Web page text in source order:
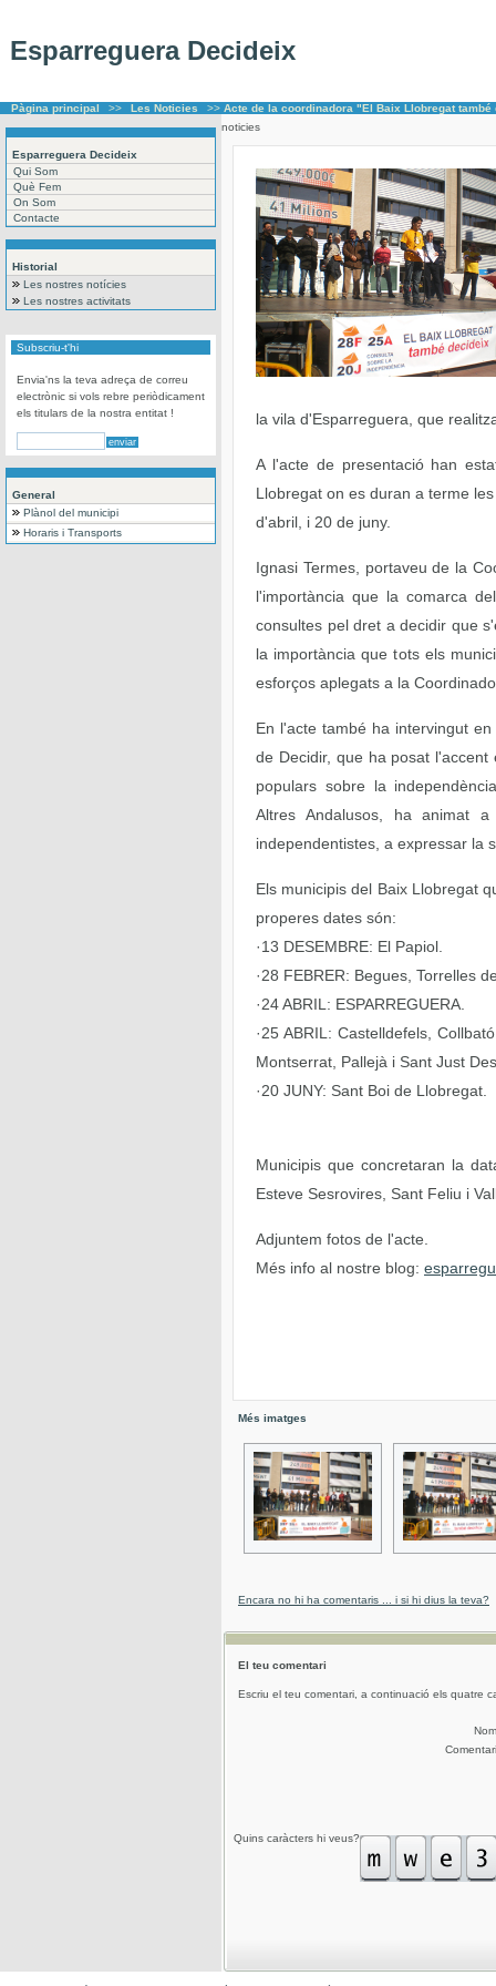
Esparreguera Decideix
Pàgina principal >> Les Noticies >> Acte de la coordinadora "El Baix Llobregat
Esparreguera Decideix
Qui Som
Què Fem
On Som
Contacte
Historial
Les nostres notícies
Les nostres activitats
Subscriu-t'hi
Envia'ns la teva adreça de correu
electrònic si vols rebre periòdicament
els titulars de la nostra entitat !
General
Plànol del municipi
Horaris i Transports
noticies
la vila d'Esparreguera, que
A l'acte de presentació han
Llobregat on es duran a terme
d'abril, i 20 de juny.
Ignasi Termes, portaveu de la
l'importància que la comarca
consultes pel dret a decidir que
la importància que tots els
esforços aplegats a la
En l'acte també ha intervingut
de Decidir, que ha posat
populars sobre la
Altres Andalusos, ha animat
independentistes, a expressar la
Els municipis del Baix Llobregat
properes dates són:
·13 DESEMBRE: El Papiol.
·28 FEBRER: Begues, Torrelles
·24 ABRIL: ESPARREGUERA.
·25 ABRIL: Castelldefels,
Montserrat, Pallejà i Sant Just
·20 JUNY: Sant Boi de Llobregat.
Municipis que concretaran la
Esteve Sesrovires, Sant Feliu i
Adjuntem fotos de l'acte.
Més info al nostre blog:
Més imatges
Encara no hi ha comentaris ... i si hi dius la teva?
El teu comentari
Escriu el teu comentari, a continuació els quatre
Nom
Comentari
Quins caràcters hi veus?